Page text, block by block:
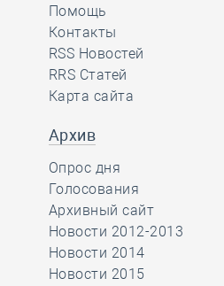
Помощь
Контакты
RSS Новостей
RRS Статей
Карта сайта
Архив
Опрос дня
Голосования
Архивный сайт
Новости 2012-2013
Новости 2014
Новости 2015